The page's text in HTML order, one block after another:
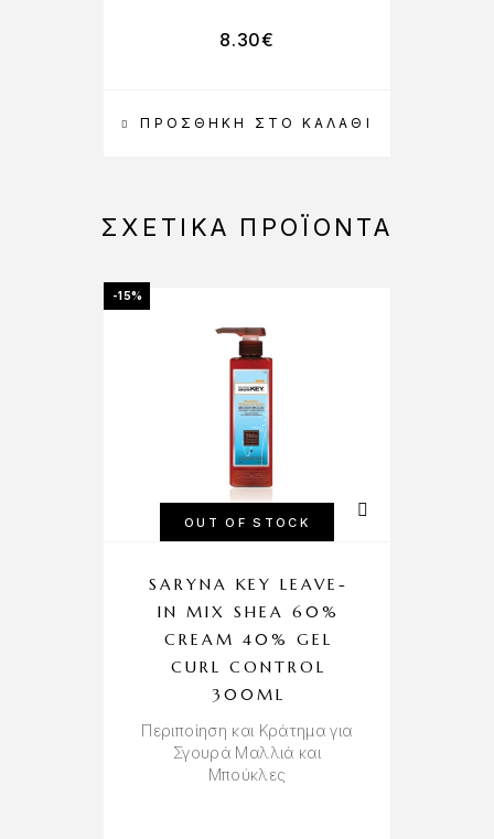
ΠΡΟΣΘΉΚΗ ΣΤΟ ΚΑΛΆΘΙ
8.30€
ΣΧΕΤΙΚΆ ΠΡΟΪΌΝΤΑ
-15%
OUT OF STOCK
SARYNA KEY LEAVE-
IN MIX SHEA 60%
CREAM 40% GEL
CURL CONTROL
300ML
Περιποίηση και Κράτημα για
Σγουρά Μαλλιά και
Μπούκλες